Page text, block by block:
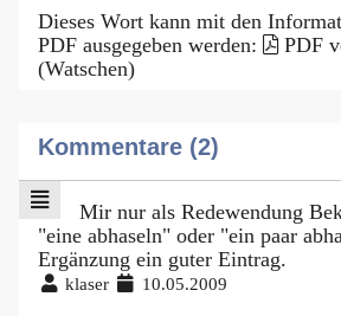
Dieses Wort kann mit den
PDF ausgegeben werden:
PDF
(Watschen)
Kommentare (2)
Mir nur als Redewendung
"eine abhaseln" oder "ein paar
Ergänzung ein guter Eintrag.
klaser 10.05.2009